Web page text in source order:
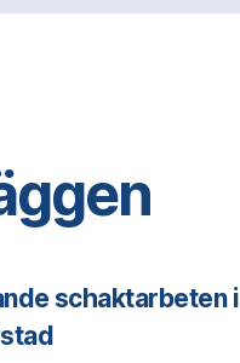
schaktarbeten i